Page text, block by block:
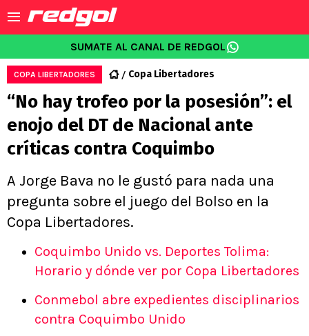
SUMATE AL CANAL DE REDGOL
COPA LIBERTADORES Copa Libertadores
“No hay trofeo por la posesión”: el
enojo del DT de Nacional ante
críticas contra Coquimbo
A Jorge Bava no le gustó para nada una
pregunta sobre el juego del Bolso en la
Copa Libertadores.
Coquimbo Unido vs. Deportes Tolima:
Horario y dónde ver por Copa Libertadores
Conmebol abre expedientes disciplinarios
contra Coquimbo Unido